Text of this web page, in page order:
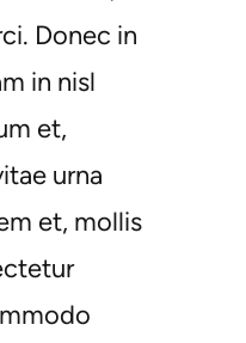
Donec in
in nisl
et,
urna
et, mollis